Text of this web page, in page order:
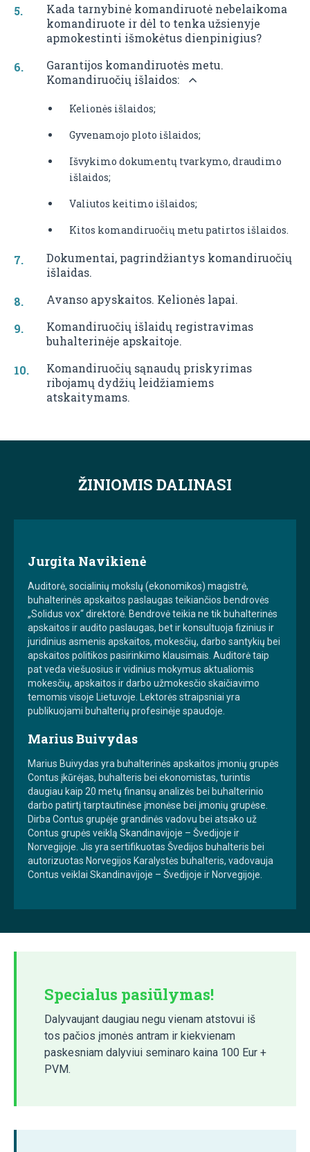
Kada tarnybinė komandiruotė nebelaikoma
komandiruote ir dėl to tenka užsienyje
apmokestinti išmokėtus dienpinigius?
Garantijos komandiruotės metu.
Komandiruočių išlaidos:
Kelionės išlaidos;
Gyvenamojo ploto išlaidos;
Išvykimo dokumentų tvarkymo, draudimo
išlaidos;
Valiutos keitimo išlaidos;
Kitos komandiruočių metu patirtos išlaidos.
Dokumentai, pagrindžiantys komandiruočių
išlaidas.
Avanso apyskaitos. Kelionės lapai.
Komandiruočių išlaidų registravimas
buhalterinėje apskaitoje.
Komandiruočių sąnaudų priskyrimas
ribojamų dydžių leidžiamiems
atskaitymams.
ŽINIOMIS DALINASI
Jurgita Navikienė
Auditorė, socialinių mokslų (ekonomikos) magistrė,
buhalterinės apskaitos paslaugas teikiančios bendrovės
„Solidus vox“ direktorė. Bendrovė teikia ne tik buhalterinės
apskaitos ir audito paslaugas, bet ir konsultuoja fizinius ir
juridinius asmenis apskaitos, mokesčių, darbo santykių bei
apskaitos politikos pasirinkimo klausimais. Auditorė taip
pat veda viešuosius ir vidinius mokymus aktualiomis
mokesčių, apskaitos ir darbo užmokesčio skaičiavimo
temomis visoje Lietuvoje. Lektorės straipsniai yra
publikuojami buhalterių profesinėje spaudoje.
Marius Buivydas
Marius Buivydas yra buhalterinės apskaitos įmonių grupės
Contus įkūrėjas, buhalteris bei ekonomistas, turintis
daugiau kaip 20 metų finansų analizės bei buhalterinio
darbo patirtį tarptautinėse įmonėse bei įmonių grupėse.
Dirba Contus grupėje grandinės vadovu bei atsako už
Contus grupės veiklą Skandinavijoje – Švedijoje ir
Norvegijoje. Jis yra sertifikuotas Švedijos buhalteris bei
autorizuotas Norvegijos Karalystės buhalteris, vadovauja
Contus veiklai Skandinavijoje – Švedijoje ir Norvegijoje.
Specialus pasiūlymas!
Dalyvaujant daugiau negu vienam atstovui iš
tos pačios įmonės antram ir kiekvienam
paskesniam dalyviui seminaro kaina 100 Eur +
PVM.